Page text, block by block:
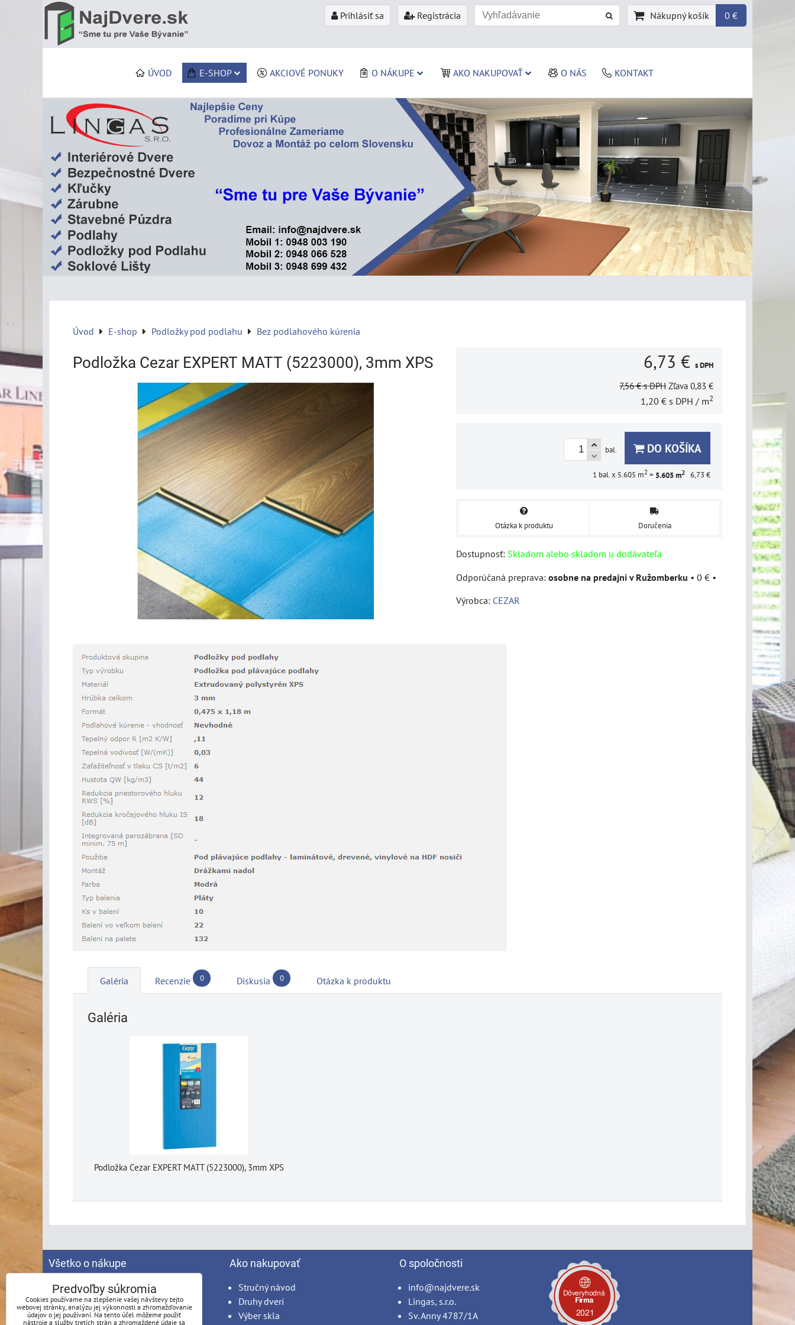
Prihlásiť sa Registrácia Nákupný košík 0 €
ÚVOD E-SHOP AKCIOVÉ PONUKY O NÁKUPE AKO NAKUPOVAŤ O NÁS KONTAKT
Úvod E-shop Podložky pod podlahu Bez podlahového kúrenia
Podložka Cezar EXPERT MATT (5223000), 3mm XPS 6,73 € s DPH
7,56 € s DPH Zľava 0,83 €
1,20 € s DPH / m2
bal. DO KOŠÍKA
1 bal. x 5.605 m2 = 5.605m2 6,73 €
Otázka k produktu Doručenia
Dostupnosť: Skladom alebo skladom u dodávateľa
osobne na predajni v Ružomberku • 0 € •
Výrobca: CEZAR
Galéria Recenzie 0 Diskusia 0 Otázka k produktu
Galéria
Podložka Cezar EXPERT MATT (5223000), 3mm XPS
Všetko o nákupe
Spracovanie osobných údajov
Obchodné podmienky
Reklamačný poriadok
Ako nakupovať
Stručný návod
Druhy dverí
Výber skla
O spoločnosti
info@najdvere.sk
Lingas, s.r.o.
Sv. Anny 4787/1A
Predvoľby súkromia
Cookies používame na zlepšenie vašej návštevy tejto
webovej stránky, analýzu jej výkonnosti a zhromažďovanie
údajov o jej používaní. Na tento účel môžeme použiť
nástroje a služby tretích strán a zhromaždené údaje sa